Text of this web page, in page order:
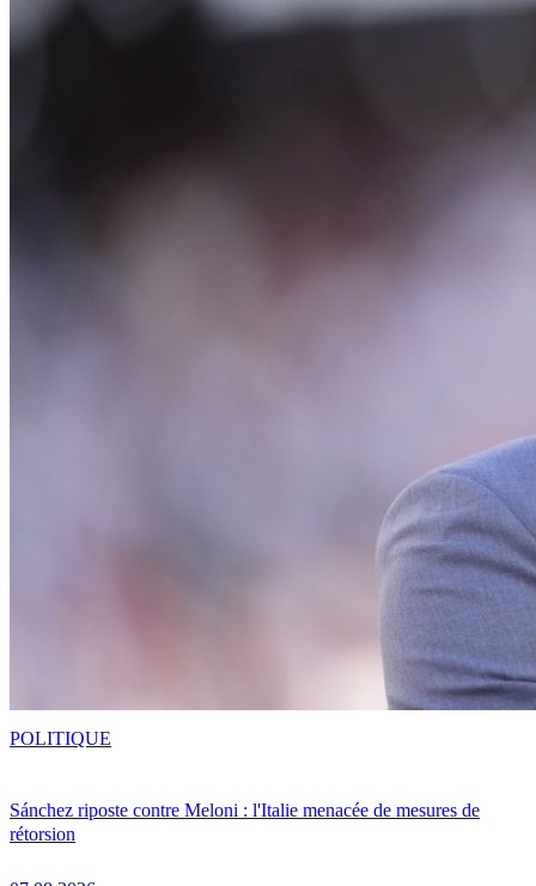
Sánchez riposte contre Meloni : l'Italie menacée de mesures de
rétorsion
POLITIQUE